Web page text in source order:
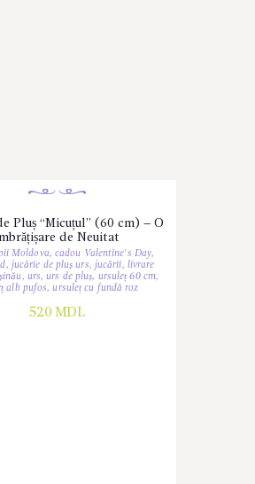
Pluș “Micuțul” (60 cm) – O
de Neuitat
Moldova, cadou Valentine's Day,
, jucărie de pluș urs, jucării, livrare
, urs,urs de pluș, ursuleț 60 cm,
alb pufos,ursuleț cu fundă roz
520 MDL